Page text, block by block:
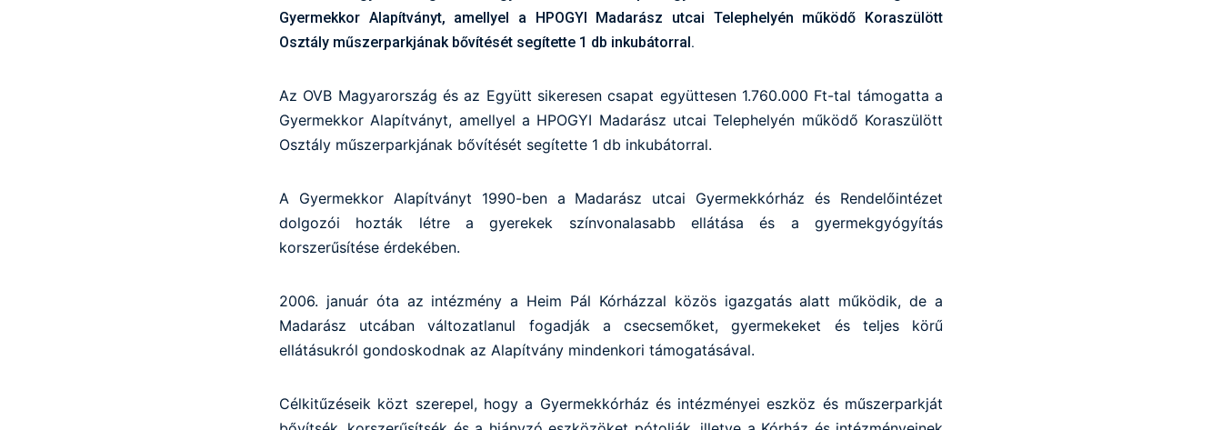
Gyermekkor Alapítványt, amellyel a HPOGYI Madarász utcai Telephelyén működő Koraszülött
Osztály műszerparkjának bővítését segítette 1 db inkubátorral.
Az OVB Magyarország és az Együtt sikeresen csapat együttesen 1.760.000 Ft-tal támogatta a
Gyermekkor Alapítványt, amellyel a HPOGYI Madarász utcai Telephelyén működő Koraszülött
Osztály műszerparkjának bővítését segítette 1 db inkubátorral.
A Gyermekkor Alapítványt 1990-ben a Madarász utcai Gyermekkórház és Rendelőintézet
dolgozói hozták létre a gyerekek színvonalasabb ellátása és a gyermekgyógyítás
korszerűsítése érdekében.
2006. január óta az intézmény a Heim Pál Kórházzal közös igazgatás alatt működik, de a
Madarász utcában változatlanul fogadják a csecsemőket, gyermekeket és teljes körű
ellátásukról gondoskodnak az Alapítvány mindenkori támogatásával.
Célkitűzéseik közt szerepel, hogy a Gyermekkórház és intézményei eszköz és műszerparkját